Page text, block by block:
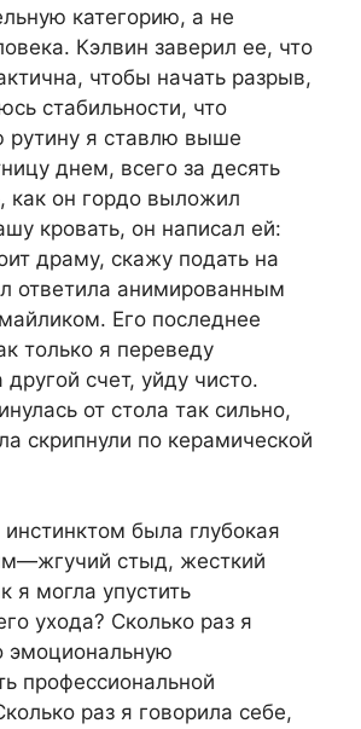
категорию, а не
Кэлвин заверил ее, что
чтобы начать разрыв,
стабильности, что
рутину я ставлю выше
днем, всего за десять
как он гордо выложил
кровать, он написал ей:
драму, скажу подать на
ответила анимированным
Его последнее
только я переведу
счет, уйду чисто.
от стола так сильно,
скрипнули по керамической
была глубокая
стыд, жесткий
я могла упустить
ухода? Сколько раз я
эмоциональную
профессиональной
раз я говорила себе,